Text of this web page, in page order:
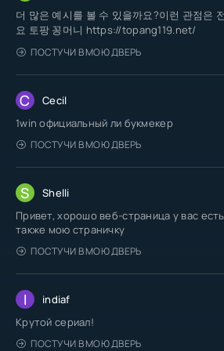
더 많은 예시를 볼 수 있을까요?이런 관점은
요 토팡 꽁머니 https://topang119.net/
ПОСТУЧИ В МОЮ ДВЕРЬ
C Cecil
1win официальный ли букмекер
ПОСТУЧИ В МОЮ ДВЕРЬ
S Shelli
Привет, хорошо веб-страница у вас
также мою страничку
ПОСТУЧИ В МОЮ ДВЕРЬ
I indiaf
Крутой сериал!
ПОСТУЧИ В МОЮ ДВЕРЬ